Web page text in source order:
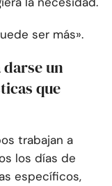
ser más».
un
que
trabajan a
los días de
específicos,